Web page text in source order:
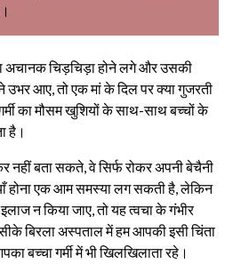
अचानक चिड़चिड़ा होने लगे और उसकी
उभर आए, तो एक मां के दिल पर क्या गुजरती
का मौसम खुशियों के साथ-साथ बच्चों के
है।
बता सकते, वे सिर्फ रोकर अपनी बेचैनी
होना एक आम समस्या लग सकती है, लेकिन
न किया जाए, तो यह त्वचा के गंभीर
बिरला अस्पताल में हम आपकी इसी चिंता
बच्चा गर्मी में भी खिलखिलाता रहे।